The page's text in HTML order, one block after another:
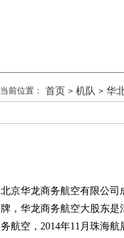
当前位置： 首页 > 机队 > 华
北京华龙商务航空有限公司
牌， 华龙商务航空大股东是
务航空，2014年11月珠海